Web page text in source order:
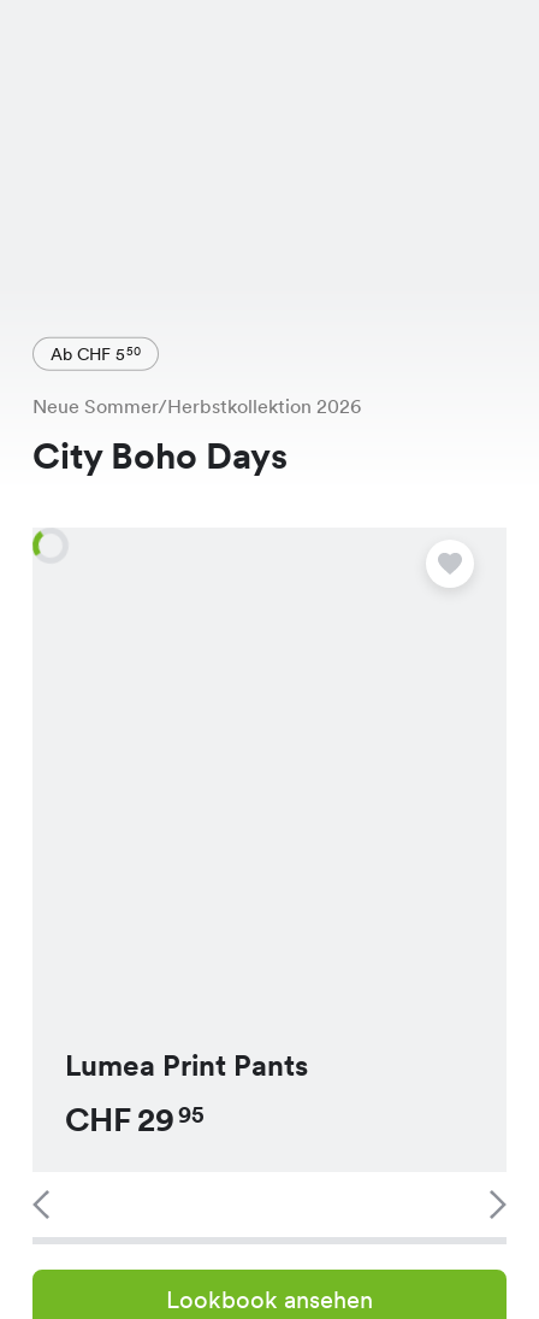
Ab CHF 550
Neue Sommer/Herbstkollektion 2026
City Boho Days
Lumea Print Pants
CHF2995
Lookbook ansehen